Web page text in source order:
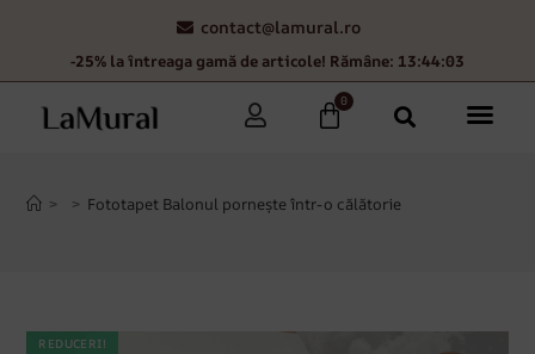
contact@lamural.ro
-25% la întreaga gamă de articole! Rămâne: 13:44:02
0
> > Fototapet Balonul pornește într-o călătorie
REDUCERI!